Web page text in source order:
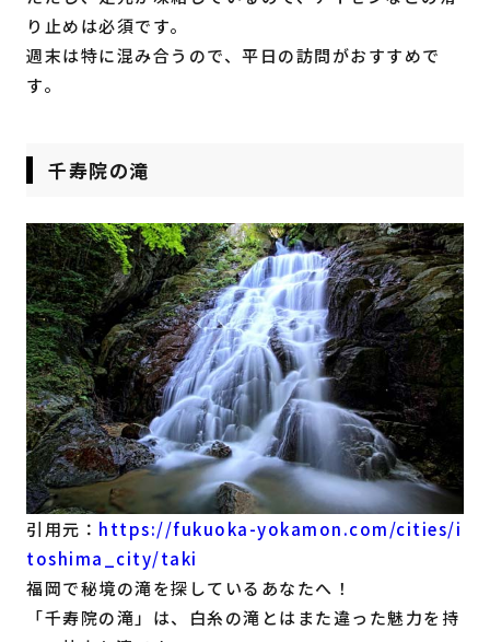
り止めは必須です。
週末は特に混み合うので、平日の訪問がおすすめで
す。
千寿院の滝
引用元： https://fukuoka-yokamon.com/cities/i
toshima_city/taki
福岡で秘境の滝を探しているあなたへ！
「千寿院の滝」は、白糸の滝とはまた違った魅力を持